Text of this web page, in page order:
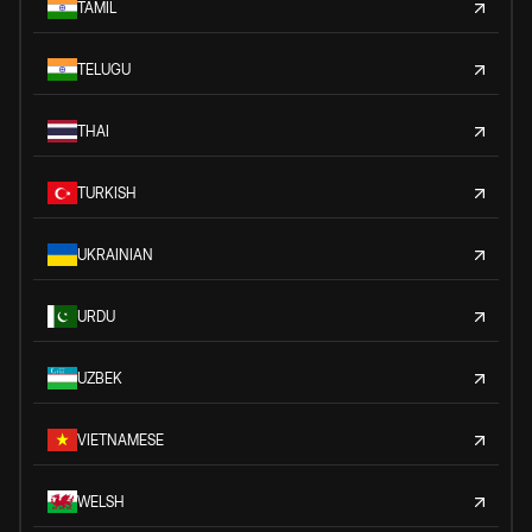
TAMIL
TELUGU
THAI
TURKISH
UKRAINIAN
URDU
UZBEK
VIETNAMESE
WELSH